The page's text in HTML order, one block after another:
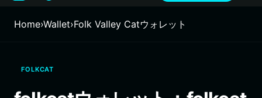
Français
繁體中文
Bahasa Indonesia
Home›Wallet›Folk Valley Catウォレット
FOLKCAT